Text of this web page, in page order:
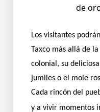
de
Los visitantes
Taxco más allá de
colonial, su
jumiles o el mole
Cada rincón del
y a vivir momentos